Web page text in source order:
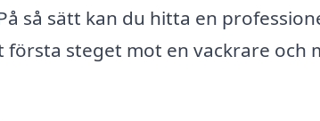
så sätt kan du hitta en
första steget mot en vackrare och